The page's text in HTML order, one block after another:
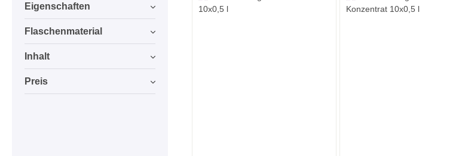
Eigenschaften
Flaschenmaterial
Inhalt
Preis